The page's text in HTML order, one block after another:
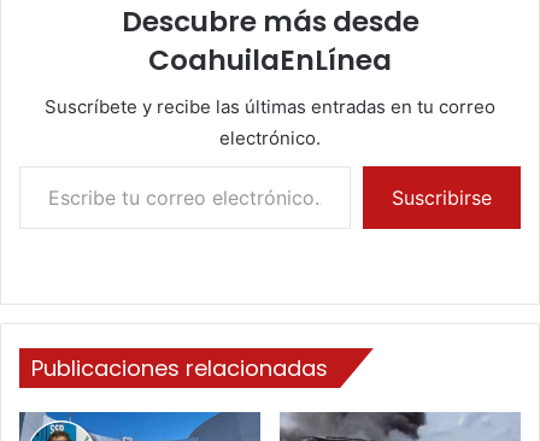
Descubre más desde
CoahuilaEnLínea
Suscríbete y recibe las últimas entradas en tu correo
electrónico.
Escribe tu correo electrónico…
Suscribirse
Publicaciones relacionadas